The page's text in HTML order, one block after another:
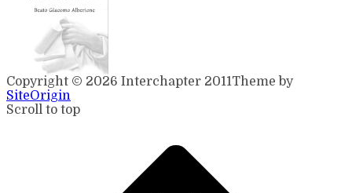
Copyright © 2026 Interchapter 2011Theme by
SiteOrigin
Scroll to top